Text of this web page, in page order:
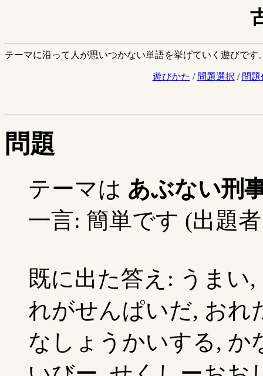
テーマに沿って人が思いつかない単語を挙げていく遊びです
遊びかた / 問題選択 / 問題
問題
テーマは あぶない刑
一言: 簡単です (出題
既に出た答え: うまい
れがせんぱいだ, おれ
なしょうかいする, か